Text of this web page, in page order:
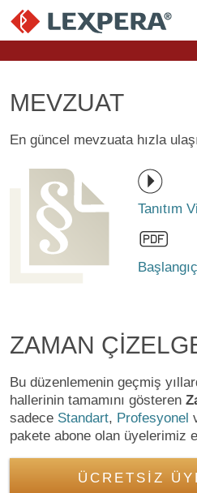
MEVZUAT
En güncel mevzuata hızla
Tanıtım
ZAMAN
Bu düzenlemenin geçmiş
hallerinin tamamını gösteren
sadece Standart, Profesyonel
pakete abone olan üyelerimiz
ÜCRETSİZ